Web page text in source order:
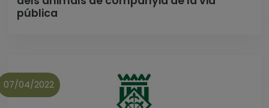
pública
07/04/2022